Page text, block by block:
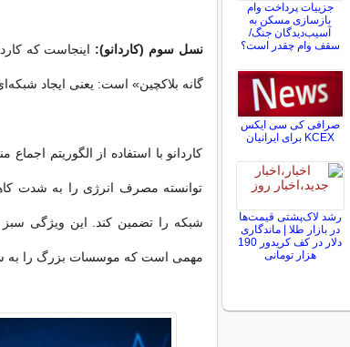
نسل سوم (کاردانو): اینجاست که
گانه بلاکچین» است: یعنی ایجاد
توانسته مصرف انرژی را به شدت
شبکه را تضمین کند. این ویژگی
مهمی است که موسسات بزرگ را به
جزییات پرداخت وام
بازسازی مسکن به
آسیب‌دیدگان جنگ/
سقف وام چقدر است؟
صرافی کی سی ایکس
KCEX برای ایرانیان
رشد لاک‌پشتی قیمت‌ها
در بازار طلا | ماندگاری
دلار در کف کریدور 190
هزار تومانی